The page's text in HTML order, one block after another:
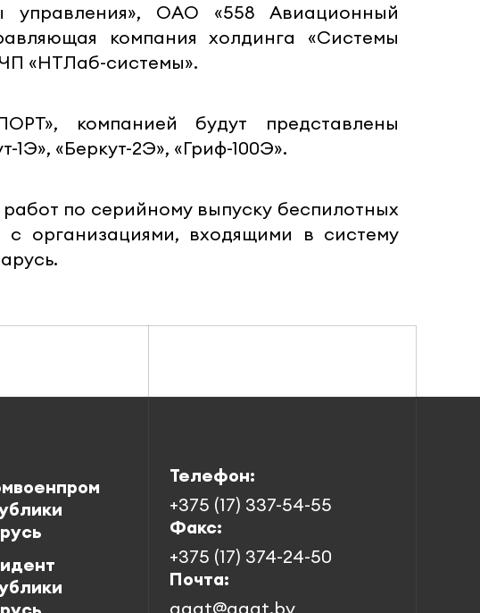
управления», ОАО «558 Авиационный
компания холдинга «Системы
«НТЛаб-системы».
компанией будут представлены
«Беркут-2Э», «Гриф-100Э».
по серийному выпуску беспилотных
организациями, входящими в систему
Телефон:
+375 (17) 337-54-55
Факс:
+375 (17) 374-24-50
Почта:
agat@agat.by